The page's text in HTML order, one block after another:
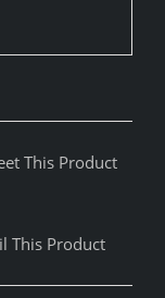
This Product
This Product